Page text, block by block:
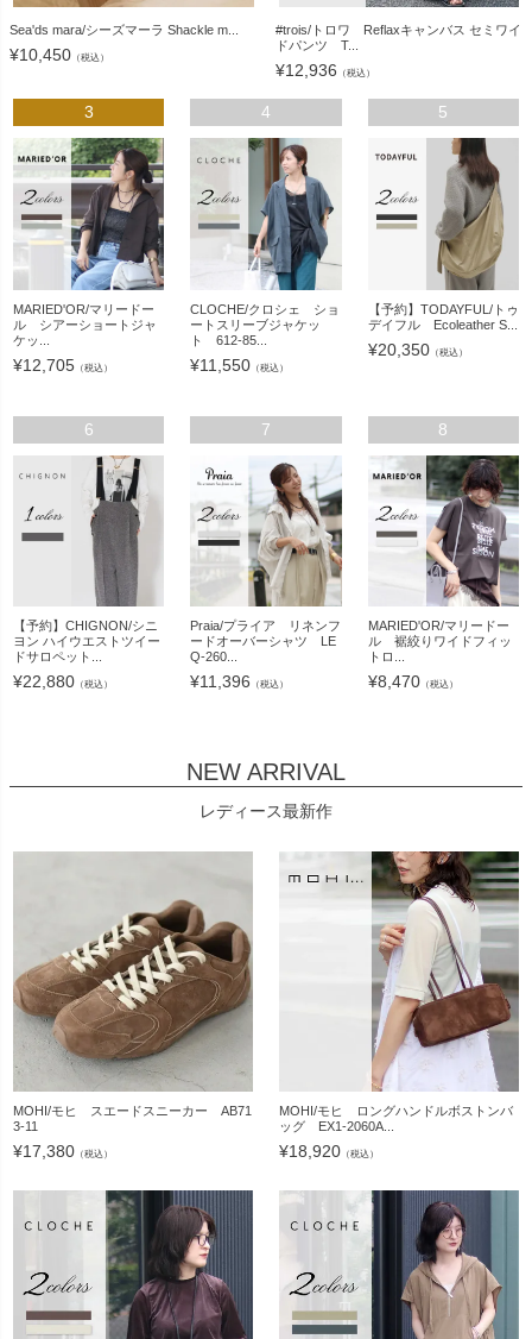
Sea'ds mara/シーズマーラ Shackle m...
¥10,450 （税込）
#trois/トロワ Reflaxキャンバス セミワイ
ドパンツ T...
¥12,936 （税込）
3
MARIED'OR/マリードー
ル シアーショートジャ
ケッ...
¥12,705 （税込）
4
CLOCHE/クロシェ ショ
ートスリーブジャケッ
ト 612-85...
¥11,550 （税込）
5
【予約】TODAYFUL/トゥ
デイフル Ecoleather S...
¥20,350（税込）
6
【予約】CHIGNON/シニ
ヨン ハイウエストツイー
ドサロペット...
¥22,880 （税込）
7
Praia/プライア リネンフ
ードオーバーシャツ LE
Q-260...
¥11,396 （税込）
8
MARIED'OR/マリードー
ル 裾絞りワイドフィッ
トロ...
¥8,470（税込）
NEW ARRIVAL
レディース最新作
MOHI/モヒ スエードスニーカー AB71
3-11
¥17,380 （税込）
MOHI/モヒ ロングハンドルボストンバ
ッグ EX1-2060A...
¥18,920 （税込）